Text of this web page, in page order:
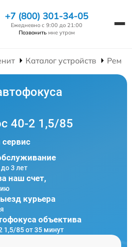
+7 (800) 301-34-05
Ежедневно с 9:00 до 21:00
Позвонить мне утром
Каталог устройств
40-2 1,5/85
3 лет
наш счет,
курьера
объектива
1,5/85 от 35 минут